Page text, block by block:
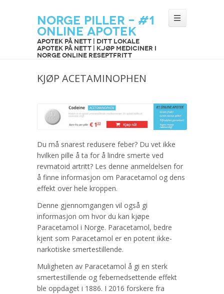
Norge Piller – #1
Online Apotek
Apotek på nett | Ditt lokale
apotek på nett | Kjøp mediciner i
Norge online reseptfritt
KJØP ACETAMINOPHEN
Du må snarest redusere feber? Du vet ikke
hvilken pille å ta for å lindre smerte ved
revmatoid artritt? Les denne anmeldelsen for
å finne informasjon om Paracetamol og dens
effekt over hele kroppen.
Denne gjennomgangen vil også gi
informasjon om hvor du kan kjøpe
Paracetamol i Norge. Paracetamol, bedre
kjent som Paracetamol er en potent ikke-
narkotiske smertestillende.
Muligheten av Paracetamol å gi en sterk
smertestillende og febernedsettende effekt
ble oppdaget i 1886. I 2016 forskere fra